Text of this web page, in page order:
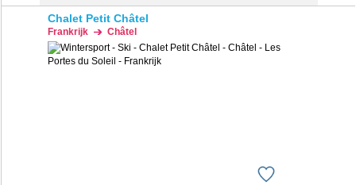
Chalet Petit Châtel
Frankrijk Châtel